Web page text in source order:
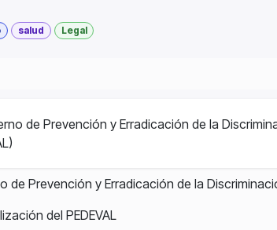
salud Legal
de Prevención y Erradicación de la
de Prevención y Erradicación de la
del PEDEVAL